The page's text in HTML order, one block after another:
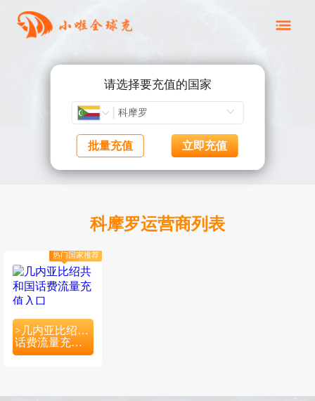
请选择要充值的国家
批量充值 立即充值
科摩罗运营商列表
热门国家推荐
>几内亚比绍共和国
话费流量充值入口